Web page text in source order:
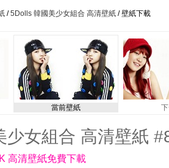
/5Dolls 韓國美少女組合 高清壁紙 / 壁紙下載
當前壁紙
少女組合 高清壁紙
高清壁紙免費下載